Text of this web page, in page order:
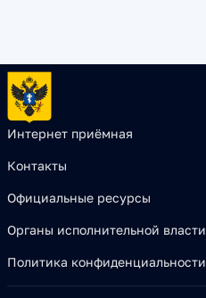
Интернет приёмная
Контакты
Официальные ресурсы
Органы исполнительной власти
Политика конфиденциальности